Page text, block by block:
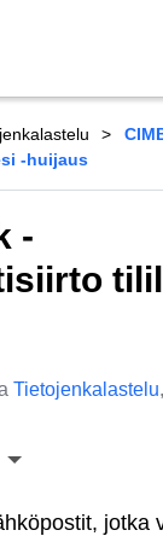
-huijaus
-
Tietojenkalastelu,
jotka